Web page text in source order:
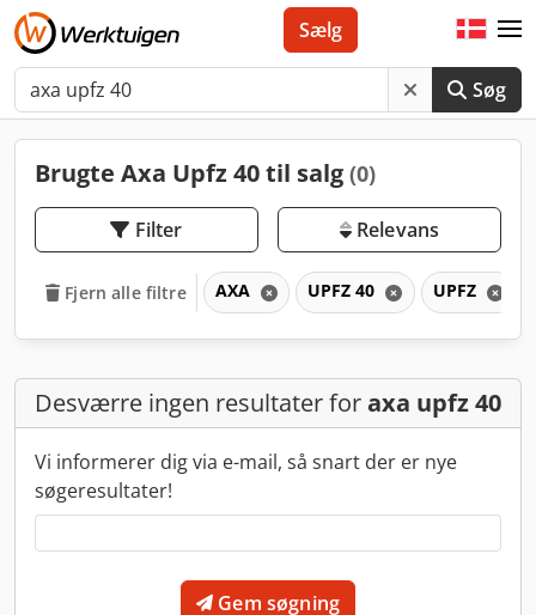
Søg
Sælg
Brugte Axa Upfz 40 til salg (0)
Filter Relevans
Fjern alle filtre AXA UPFZ 40 UPFZ
Desværre ingen resultater foraxa upfz 40
Vi informerer dig via e-mail, så snart der er nye
søgeresultater!
Gem søgning